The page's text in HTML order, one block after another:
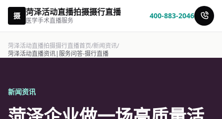
摄 菏泽活动直播拍摄摄行直播
医学手术直播服务
400-883-2046
菏泽活动直播拍摄摄行直播首页/新闻资讯/
菏泽活动直播资讯|服务问答-摄行直播
新闻资讯